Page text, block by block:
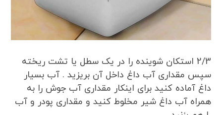
2/3 استکان شوینده را در یک سطل یا تشت ریخته
سپس مقداری آب داغ داخل آن بریزید . آب بسیار
داغ آماده کنید برای اینکار مقداری آب جوش را به
همراه آب داغ شیر مخلوط کنید و مقداری پودر و آب